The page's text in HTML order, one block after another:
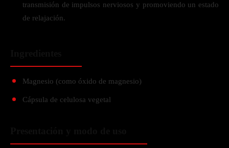
transmisión de impulsos nerviosos y promoviendo un estado
de relajación.
Magnesio (como óxido de magnesio)
Cápsula de celulosa vegetal